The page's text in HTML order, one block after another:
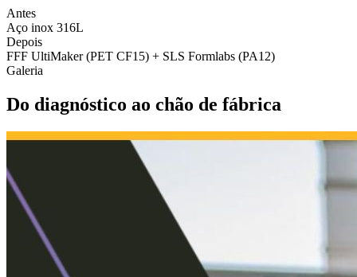
Antes
Aço inox 316L
Depois
FFF UltiMaker (PET CF15) + SLS Formlabs (PA12)
Galeria
Do diagnóstico ao chão de fábrica